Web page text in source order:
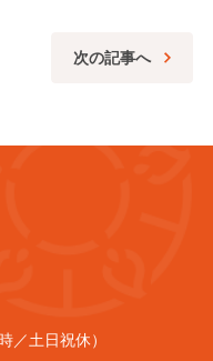
次の記事へ
／土日祝休）